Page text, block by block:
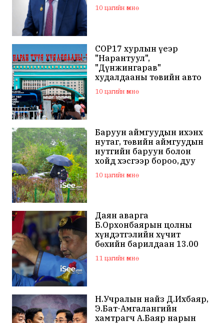
10 цагийн өмнө
COP17 хурлын үеэр
"Нарантуул",
"Дүнжингарав"
худалдааны төвийн авто
зогсоолыг хаана
10 цагийн өмнө
Баруун аймгуудын ихэнх
нутаг, төвийн аймгуудын
нутгийн баруун болон
хойд хэсгээр бороо, дуу
цахилгаантай аадар бороо
10 цагийн өмнө
Даян аварга
Б.Орхонбаярын цолны
хүндэтгэлийн хүчит
бөхийн барилдаан 13.00
цагаас эхэлнэ
11 цагийн өмнө
Н.Учралын найз Д.Ихбаяр,
Э.Бат-Амгалангийн
хамтрагч А.Баяр нарын